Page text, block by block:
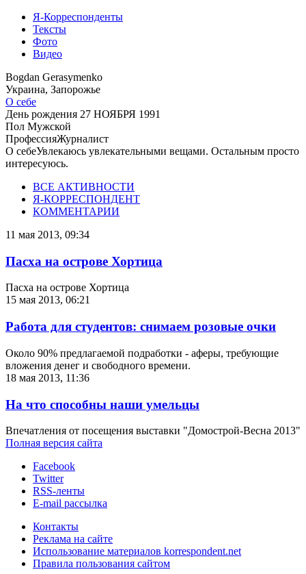
Я-Корреспонденты
Тексты
Фото
Видео
Bogdan Gerasymenko
Украина, Запорожье
О себе
День рождения 27 НОЯБРЯ 1991
Пол Мужской
ПрофессияЖурналист
О себеУвлекаюсь увлекательными вещами. Остальным просто
интересуюсь.
ВСЕ АКТИВНОСТИ
Я-КОРРЕСПОНДЕНТ
КОММЕНТАРИИ
11 мая 2013, 09:34
Пасха на острове Хортица
Пасха на острове Хортица
15 мая 2013, 06:21
Работа для студентов: снимаем розовые очки
Около 90% предлагаемой подработки - аферы, требующие
вложения денег и свободного времени.
18 мая 2013, 11:36
На что способны наши умельцы
Впечатления от посещения выставки "Домострой-Весна 2013"
Полная версия сайта
Facebook
Twitter
RSS-ленты
E-mail рассылка
Контакты
Реклама на сайте
Использование материалов korrespondent.net
Правила пользования сайтом